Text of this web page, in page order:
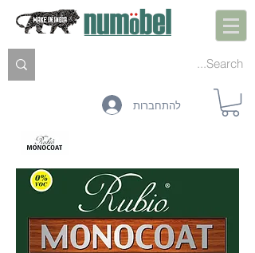
להתחברות